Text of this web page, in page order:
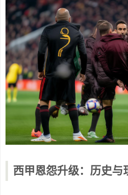
西甲恩怨升级：历史与